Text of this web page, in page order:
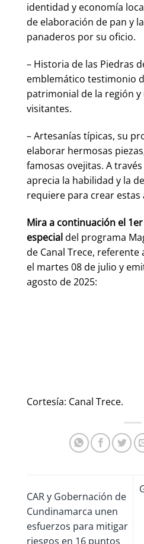
identidad y economía
de elaboración de pan y
panaderos por su oficio.
– Historia de las Piedras
emblemático testimonio
patrimonial de la región
visitantes.
– Artesanías típicas, su
elaborar hermosas
famosas ovejitas. A
aprecia la habilidad y la
requiere para crear estas
Mira a continuación el
especialdel programa
de Canal Trece, referente
el martes 08 de julio y
agosto de 2025:
Cortesía: Canal Trece.
CAR y Gobernación de
Cundinamarca unen
esfuerzos para mitigar
riesgos en 16 puntos